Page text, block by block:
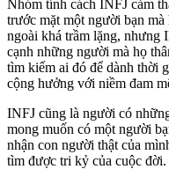
Nhóm tính cách INFJ cảm
trước mặt một người bạn
ngoài khá trầm lặng, nhưng
cạnh những người mà họ
tìm kiếm ai đó để dành thời
cộng hưởng với niềm đam
INFJ cũng là người có
mong muốn có một người
nhận con người thật của
tìm được tri kỷ của cuộc đời.